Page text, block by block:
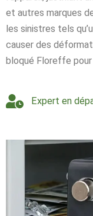
et autres marques
les sinistres tels
causer des
bloqué Floreffe pour
Expert en